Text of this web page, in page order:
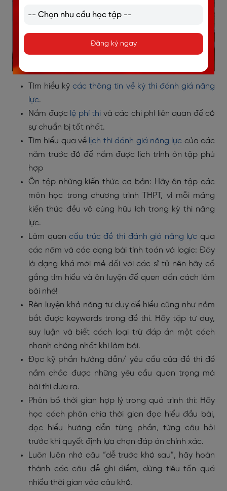
Tìm hiểu kỹcác thông tin về kỳ thi đánh giá năng
lực.
Nắm được lệ phí thi và các chi phí liên quan để có
sự chuẩn bị tốt nhất.
Tìm hiểu qua về lịch thi đánh giá năng lực của các
năm trước đó để nắm được lịch trình ôn tập phù
hợp
Ôn tập những kiến thức cơ bản: Hãy ôn tập các
môn học trong chương trình THPT, vì mỗi mảng
kiến thức đều vô cùng hữu ích trong kỳ thi năng
lực.
Làm quencấu trúc đề thi đánh giá năng lực qua
các năm và các dạng bài tính toán và logic: Đây
là dạng khá mới mẻ đối với các sĩ tử nên hãy cố
gắng tìm hiểu và ôn luyện để quen dần cách làm
bài nhé!
Rèn luyện khả năng tư duy để hiểu cũng như nắm
bắt được keywords trong đề thi. Hãy tập tư duy,
suy luận và biết cách loại trừ đáp án một cách
nhanh chóng nhất khi làm bài.
Đọc kỹ phần hướng dẫn/ yêu cầu của đề thi để
nắm chắc được những yêu cầu quan trọng mà
bài thi đưa ra.
Phân bổ thời gian hợp lý trong quá trình thi: Hãy
học cách phân chia thời gian đọc hiểu đầu bài,
đọc hiểu hướng dẫn từng phần, từng câu hỏi
trước khi quyết định lựa chọn đáp án chính xác.
Luôn luôn nhớ câu “dễ trước khó sau”, hãy hoàn
thành các câu dễ ghi điểm, đừng tiêu tốn quá
nhiều thời gian vào câu khó.
Đăng ký ngay